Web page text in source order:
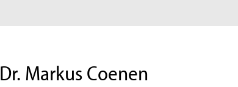
Dr. Markus Coenen